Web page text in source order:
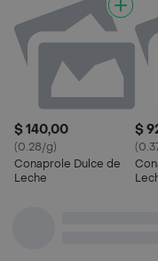
$ 140,00
(0.28/g)
Conaprole Dulce de
Leche
$